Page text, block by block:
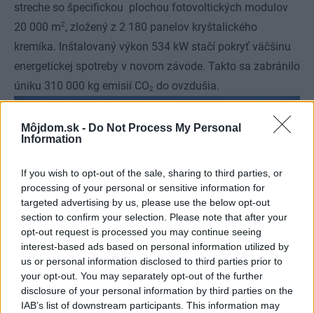
Môjdom.sk - Do Not Process My Personal
Information
If you wish to opt-out of the sale, sharing to third parties, or
processing of your personal or sensitive information for
targeted advertising by us, please use the below opt-out
section to confirm your selection. Please note that after your
opt-out request is processed you may continue seeing
interest-based ads based on personal information utilized by
us or personal information disclosed to third parties prior to
your opt-out. You may separately opt-out of the further
disclosure of your personal information by third parties on the
IAB’s list of downstream participants. This information may
streche so špecifickou plochou fotovoltických modulov
20 000 m2, zložený z 2 180 panelov kryštalického
kremíka. Inštalovaný výkon 534 kW stačí pokryť väčšinu
energetickej spotreby v novom závode. Takto sa zabránilo
úniku 310 000 kg emisií CO2 do ovzdušia.